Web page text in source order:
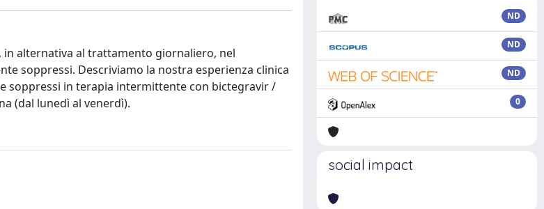
alternativa al trattamento giornaliero, nel
soppressi. Descriviamo la nostra esperienza clinica
soppressi in terapia intermittente con bictegravir /
(dal lunedì al venerdì).
ND
ND
ND
0
social impact